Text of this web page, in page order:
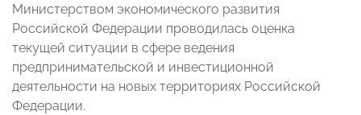
Министерством экономического развития
Российской Федерации проводилась оценка
текущей ситуации в сфере ведения
предпринимательской и инвестиционной
деятельности на новых территориях Российской
Федерации.